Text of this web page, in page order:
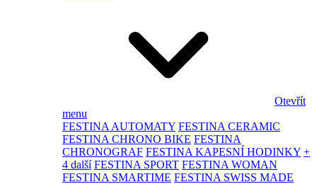
Otevřít
menu
FESTINA AUTOMATY FESTINA CERAMIC
FESTINA CHRONO BIKE FESTINA
CHRONOGRAF FESTINA KAPESNÍ HODINKY +
4 další FESTINA SPORT FESTINA WOMAN
FESTINA SMARTIME FESTINA SWISS MADE